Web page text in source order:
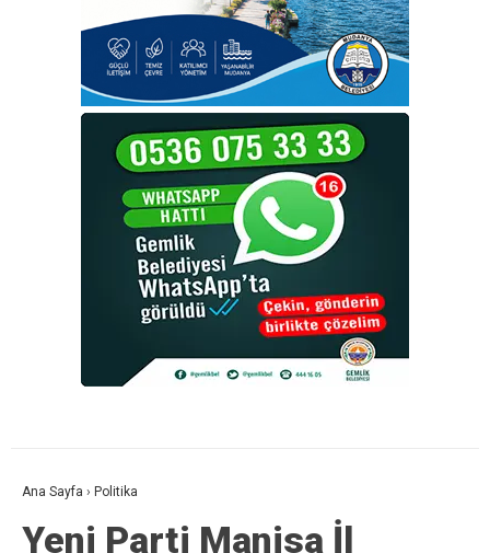
Ana Sayfa › Politika
Yeni Parti Manisa İl